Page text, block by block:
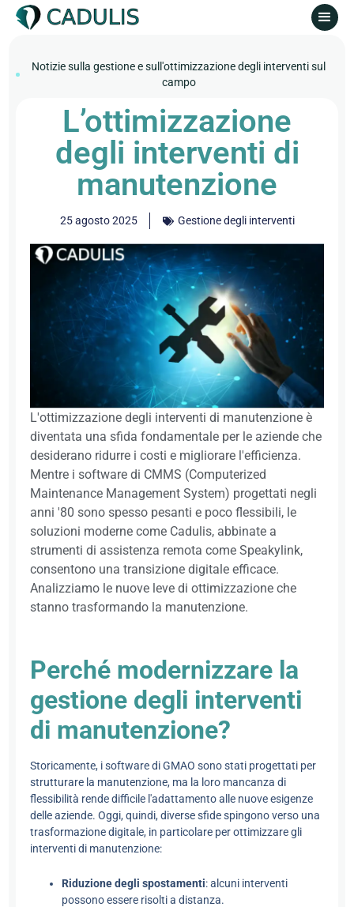
Notizie sulla gestione e sull'ottimizzazione degli interventi sul
campo
L’ottimizzazione
degli interventi di
manutenzione
25 agosto 2025 Gestione degli interventi
L'ottimizzazione degli interventi di manutenzione è
diventata una sfida fondamentale per le aziende che
desiderano ridurre i costi e migliorare l'efficienza.
Mentre i software di CMMS (Computerized
Maintenance Management System) progettati negli
anni '80 sono spesso pesanti e poco flessibili, le
soluzioni moderne come Cadulis, abbinate a
strumenti di assistenza remota come Speakylink,
consentono una transizione digitale efficace.
Analizziamo le nuove leve di ottimizzazione che
stanno trasformando la manutenzione.
Perché modernizzare la
gestione degli interventi
di manutenzione?
Storicamente, i software di GMAO sono stati progettati per
strutturare la manutenzione, ma la loro mancanza di
flessibilità rende difficile l'adattamento alle nuove esigenze
delle aziende. Oggi, quindi, diverse sfide spingono verso una
trasformazione digitale, in particolare per ottimizzare gli
interventi di manutenzione:
Riduzione degli spostamenti: alcuni interventi
possono essere risolti a distanza.